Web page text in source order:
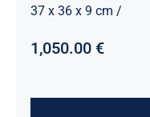
37 x 36 x 9 cm /
1,050.00 €